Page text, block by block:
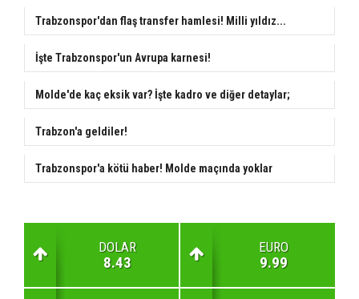
Trabzonspor'dan flaş transfer hamlesi! Milli yıldız...
İşte Trabzonspor'un Avrupa karnesi!
Molde'de kaç eksik var? İşte kadro ve diğer detaylar;
Trabzon'a geldiler!
Trabzonspor'a kötü haber! Molde maçında yoklar
DOLAR
8.43
EURO
9.99